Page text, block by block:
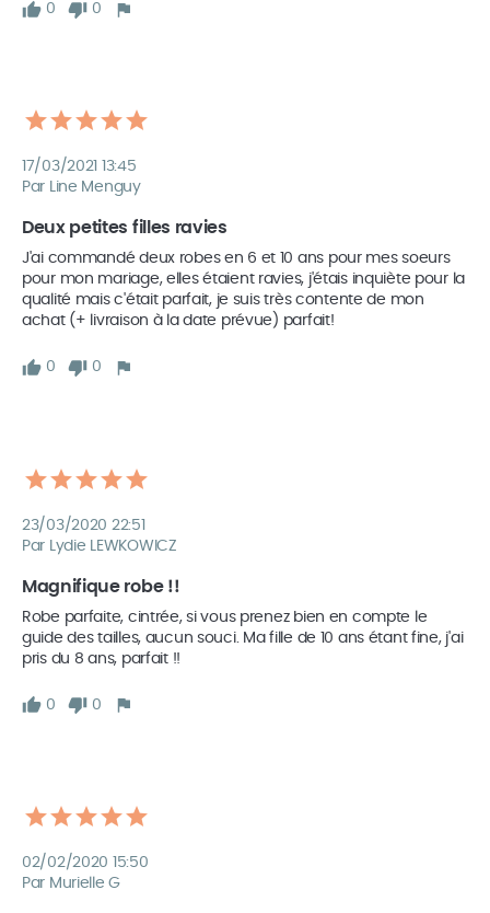
0 0
17/03/2021 13:45
Par Line Menguy
Deux petites filles ravies
J'ai commandé deux robes en 6 et 10 ans pour mes soeurs
pour mon mariage, elles étaient ravies, j'étais inquiète pour la
qualité mais c'était parfait, je suis très contente de mon
achat (+ livraison à la date prévue) parfait!
0 0
23/03/2020 22:51
Par Lydie LEWKOWICZ
Magnifique robe !!
Robe parfaite, cintrée, si vous prenez bien en compte le
guide des tailles, aucun souci. Ma fille de 10 ans étant fine, j'ai
pris du 8 ans, parfait !!
0 0
02/02/2020 15:50
Par Murielle G